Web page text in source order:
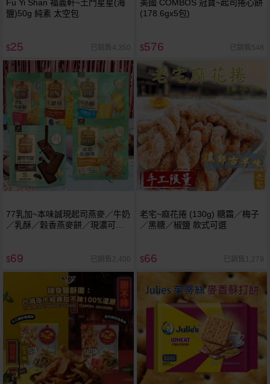
Fu Yi Shan 福義軒~土鬥星星(海
鹽)50g 純素 太空包
$25 已銷售4,350
美國 COMBOS 冠寶~起司捲心餅
(178.6gx5包)
$576 已銷售548
77乳加~本味誠現起司燕麥／牛奶
／乳酥／穀香燕麥餅／現濃可可
$69 已銷售2,400
老宅~麻花捲 (130g) 糖霜／梅子
／黑糖／椒鹽 款式可選
$66 已銷售1,279